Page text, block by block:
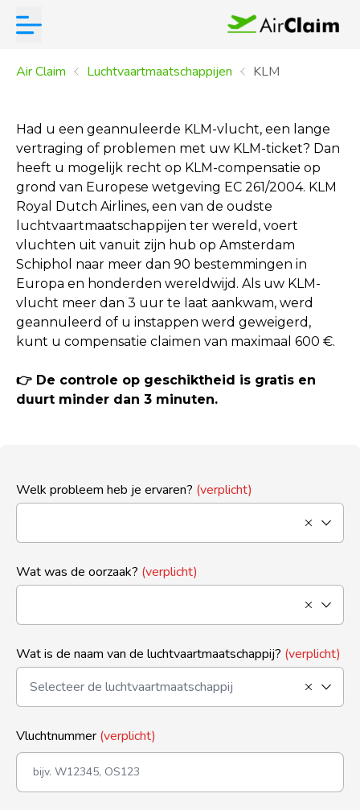
Air Claim Luchtvaartmaatschappijen KLM
Had u een geannuleerde KLM-vlucht, een lange
vertraging of problemen met uw KLM-ticket? Dan
heeft u mogelijk recht op KLM-compensatie op
grond van Europese wetgeving EC 261/2004. KLM
Royal Dutch Airlines, een van de oudste
luchtvaartmaatschappijen ter wereld, voert
vluchten uit vanuit zijn hub op Amsterdam
Schiphol naar meer dan 90 bestemmingen in
Europa en honderden wereldwijd. Als uw KLM-
vlucht meer dan 3 uur te laat aankwam, werd
geannuleerd of u instappen werd geweigerd,
kunt u compensatie claimen van maximaal 600 €.
👉 De controle op geschiktheid is gratis en
duurt minder dan 3 minuten.
Welk probleem heb je ervaren? (verplicht)
Wat was de oorzaak? (verplicht)
Wat is de naam van de luchtvaartmaatschappij? (verplicht)
Vluchtnummer (verplicht)